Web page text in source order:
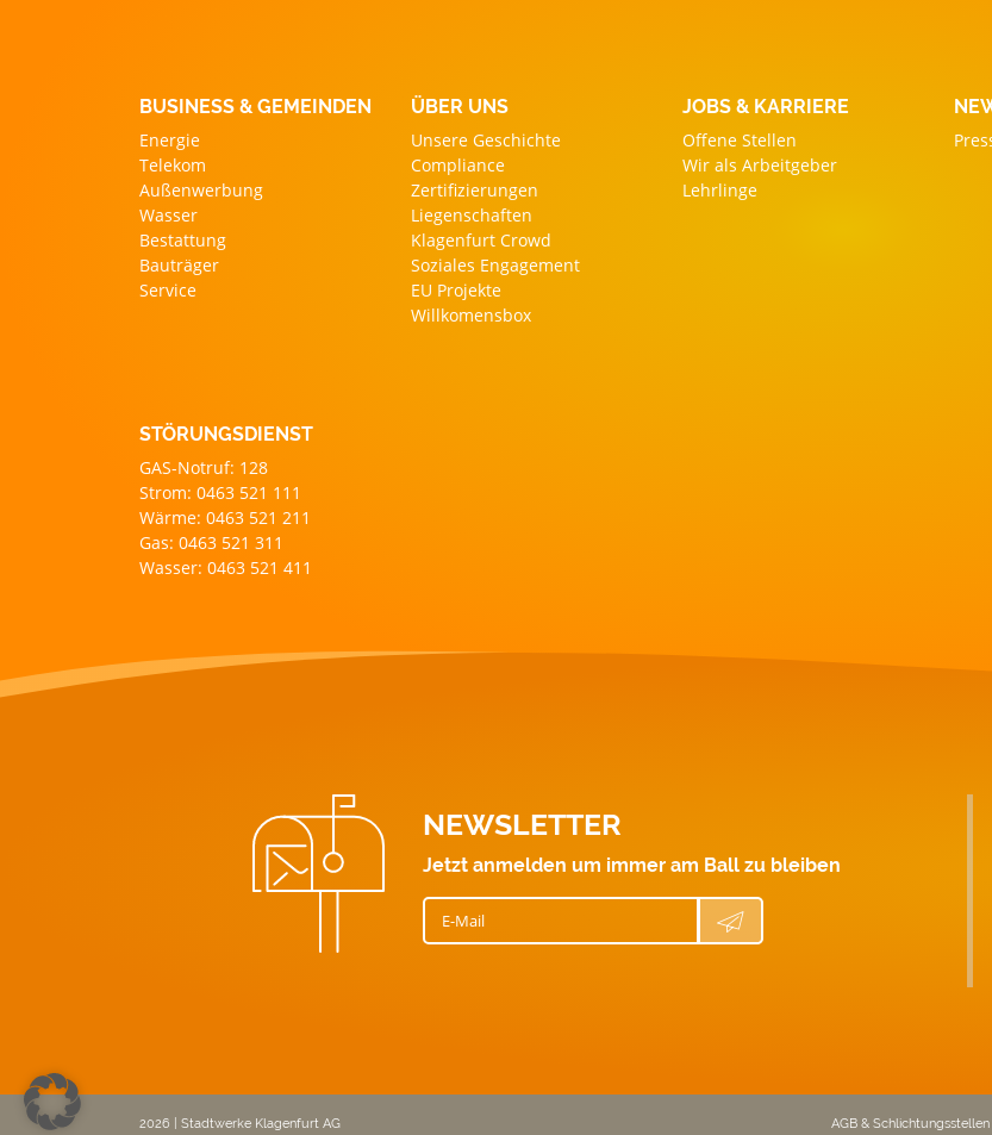
BUSINESS & GEMEINDEN
Energie
Telekom
Außenwerbung
Wasser
Bestattung
Bauträger
Service
ÜBER UNS
Unsere Geschichte
Compliance
Zertifizierungen
Liegenschaften
Klagenfurt Crowd
Soziales Engagement
EU Projekte
Willkomensbox
JOBS & KARRIERE
Offene Stellen
Wir als Arbeitgeber
Lehrlinge
STÖRUNGSDIENST
GAS-Notruf: 128
Strom: 0463 521 111
Wärme: 0463 521 211
Gas: 0463 521 311
Wasser: 0463 521 411
NEWSLETTER
Jetzt anmelden um immer am Ball zu bleiben
E-Mail
AGB & Schlichtungsstellen
2026 | Stadtwerke Klagenfurt AG